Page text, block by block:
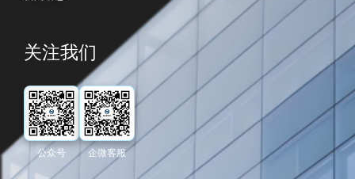
关注我们
公众号 企微客服